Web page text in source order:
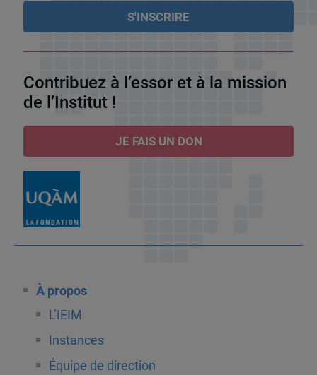
Contribuez à l’essor et à la mission
de l’Institut !
JE FAIS UN DON
À propos
L’IEIM
Instances
Équipe de direction